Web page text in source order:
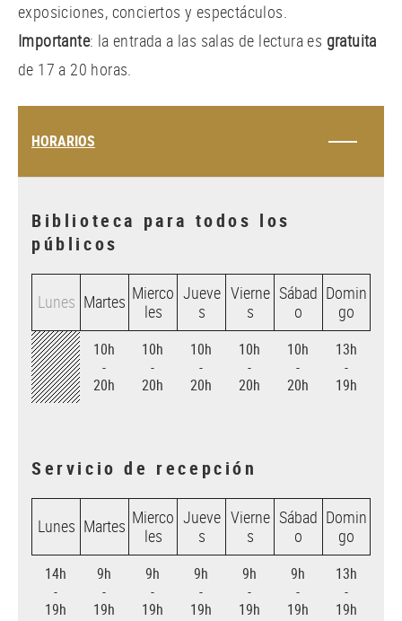
exposiciones, conciertos y espectáculos.
Importante: la entrada a las salas de lectura es gratuita
de 17 a 20 horas.
HORARIOS
Biblioteca para todos los
públicos
Lunes Martes Mierco
les
Jueve
s
Vierne
s
Sábad
o
Domin
go
10h
-
20h
10h
-
20h
10h
-
20h
10h
-
20h
10h
-
20h
13h
-
19h
Servicio de recepción
Lunes Martes Mierco
les
Jueve
s
Vierne
s
Sábad
o
Domin
go
14h
-
19h
9h
-
19h
9h
-
19h
9h
-
19h
9h
-
19h
9h
-
19h
13h
-
19h